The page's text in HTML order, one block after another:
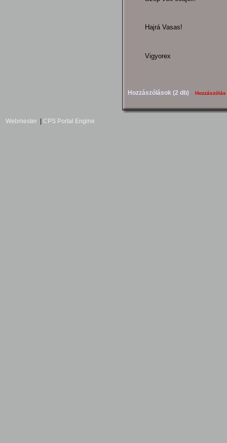
Hajrá Vasas!
Vigyorex
Hozzászólások (2 db) Hozzászólás
Webmester CPS Portal Engine